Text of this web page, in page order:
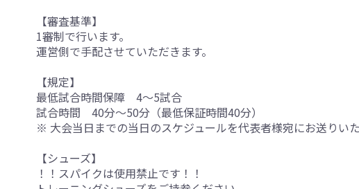
【審査基準】
1審制で行います。
運営側で手配させていただきます。
【規定】
最低試合時間保障 4～5試合
試合時間 40分～50分（最低保証時間40分）
※ 大会当日までの当日のスケジュールを代表者様宛にお送りい
【シューズ】
！！スパイクは使用禁止です！！